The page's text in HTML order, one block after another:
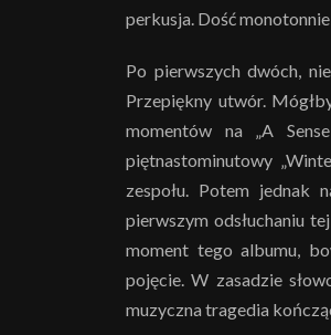
perkusja. Dość
Po pierwszych dwóch,
Przepiękny utwór.
momentów na „A
piętnastominutowy
zespołu. Potem jednak
pierwszym odsłuchaniu
moment tego albumu,
pojęcie. W zasadzie
muzyczna tragedia